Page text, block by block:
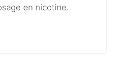
en nicotine.